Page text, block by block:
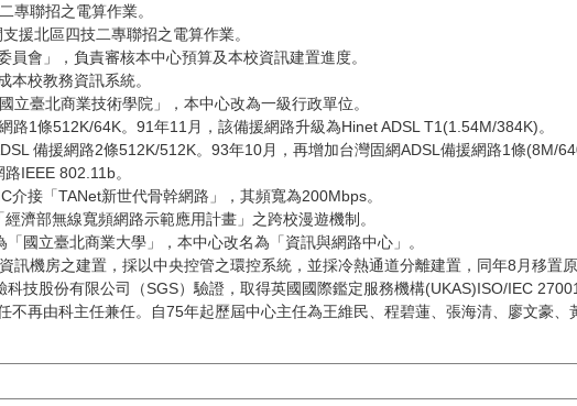
專聯招之電算作業。
援北區四技二專聯招之電算作業。
員會」，負責審核本中心預算及本校資訊建置進度。
本校教務資訊系統。
立臺北商業技術學院」，本中心改為一級行政單位。
路1條512K/64K。91年11月，該備援網路升級為Hinet ADSL T1(1.54M/384K)。
備援網路2條512K/512K。93年10月，再增加台灣固網ADSL備援網路1條(8M/
IEEE 802.11b。
介接「TANet新世代骨幹網路」，其頻寬為200Mbps。
濟部無線寬頻網路示範應用計畫」之跨校漫遊機制。
國立臺北商業大學」，本中心改名為「資訊與網路中心」。
訊機房之建置，採以中央控管之環控系統，並採冷熱通道分離建置，同年8月移置原
技股份有限公司（SGS）驗證，取得英國國際鑑定服務機構(UKAS)ISO/IEC
不再由科主任兼任。自75年起歷屆中心主任為王維民、程碧蓮、張海清、廖文豪